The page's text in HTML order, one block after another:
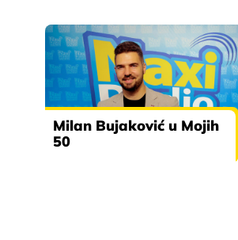
Milan Bujaković u Mojih
50